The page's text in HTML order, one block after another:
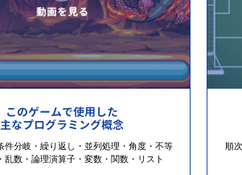
このゲームで使用した
主なプログラミング概念
件分岐・繰り返し・並列処理・角度・不等
乱数・論理演算子・変数・関数・リスト
順